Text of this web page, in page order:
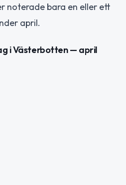
noterade bara en eller ett
april.
i Västerbotten — april